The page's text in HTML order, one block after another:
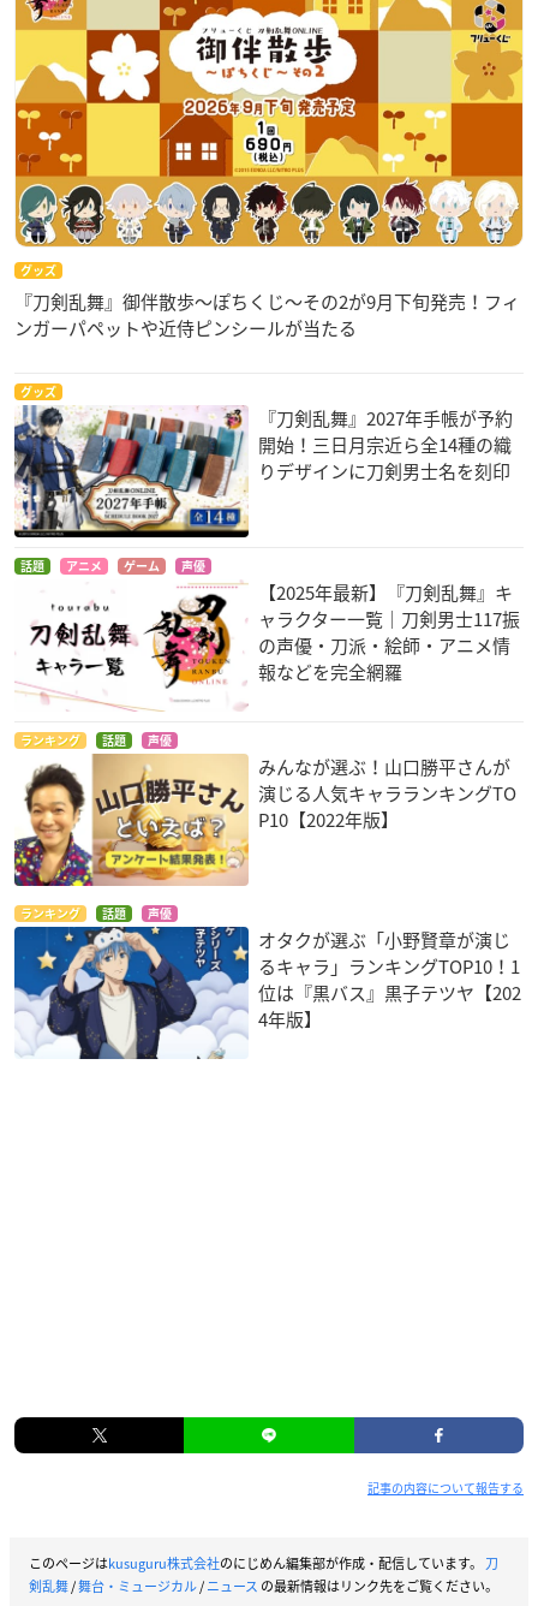
グッズ
『刀剣乱舞』御伴散歩～ぽちくじ～その2が9月下旬発売！フィ
ンガーパペットや近侍ピンシールが当たる
グッズ
『刀剣乱舞』2027年手帳が予約
開始！三日月宗近ら全14種の織
りデザインに刀剣男士名を刻印
話題 アニメ ゲーム 声優
【2025年最新】『刀剣乱舞』キ
ャラクター一覧｜刀剣男士117振
の声優・刀派・絵師・アニメ情
報などを完全網羅
ランキング 話題 声優
みんなが選ぶ！山口勝平さんが
演じる人気キャラランキングTO
P10【2022年版】
ランキング 話題 声優
オタクが選ぶ「小野賢章が演じ
るキャラ」ランキングTOP10！1
位は『黒バス』黒子テツヤ【202
4年版】
記事の内容について報告する
このページはkusuguru株式会社のにじめん編集部が作成・配信しています。 刀
剣乱舞/舞台・ミュージカル/ニュース の最新情報はリンク先をご覧ください。